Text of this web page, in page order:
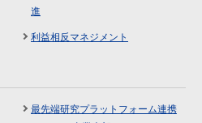
進
利益相反マネジメント
最先端研究プラットフォーム連携